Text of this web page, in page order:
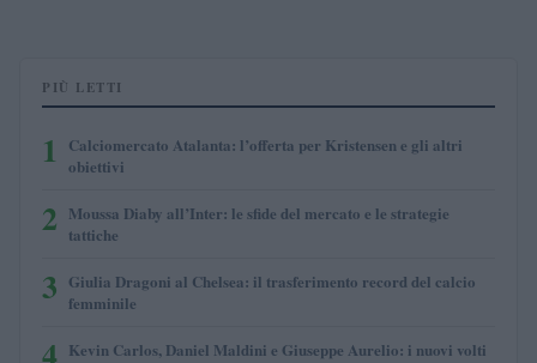
PIÙ LETTI
1
Calciomercato Atalanta: l’offerta per Kristensen e gli altri
obiettivi
2 Moussa Diaby all’Inter: le sfide del mercato e le strategie
tattiche
3 Giulia Dragoni al Chelsea: il trasferimento record del calcio
femminile
Kevin Carlos, Daniel Maldini e Giuseppe Aurelio: i nuovi volti